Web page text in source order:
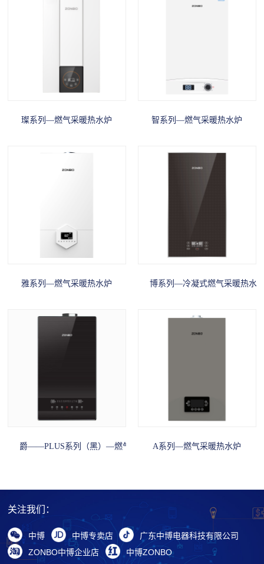
璨系列—燃气采暖热水炉 智系列—燃气采暖热水炉
雅系列—燃气采暖热水炉 博系列—冷凝式燃气采暖热水
爵——PLUS系列（黑）—燃气采暖热水炉A系列—燃气采暖热水炉
关注我们：
中博 中博专卖店
广东中博电器科技有限公司
ZONBO中博企业店
中博ZONBO